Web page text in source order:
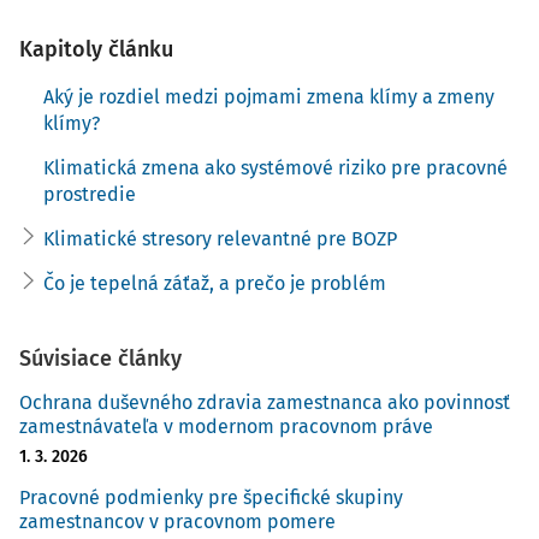
klímy.
Zmenami klímysa nazývajú len zmeny prirodzeného
charakteru, teda najmä zmeny v minulých geologických
dobách Zeme, ľadové doby, sekulárne zmeny, niekedy aj
nízkofrekvenčné kolísanie klímy. V minulosti však
prebiehali za podstatne dlhšie obdobia ako dnes. V
súčasnosti pozorujeme nezvyčajné a extrémne počasie
ako horúce letá a teplé zimy. Tieto anomálie počasia s
resp. globálnym otepľovaním.
Pod pojmom "zmena klímy" sa rozumejú iba tie zmeny v
klimatických pomeroch, ktoré súvisia s antropogénne
podmieneným rastom skleníkového efektu atmosféry od
odlíšiť od zmien prirodzených.
Kapitoly článku
Aký je rozdiel medzi pojmami zmena klímy a zmeny
klímy?
Klimatická zmena ako systémové riziko pre pracovné
prostredie
Klimatické stresory relevantné pre BOZP
Čo je tepelná záťaž, a prečo je problém
Súvisiace články
Ochrana duševného zdravia zamestnanca ako povinnosť
zamestnávateľa v modernom pracovnom práve
1. 3. 2026
Pracovné podmienky pre špecifické skupiny
zamestnancov v pracovnom pomere